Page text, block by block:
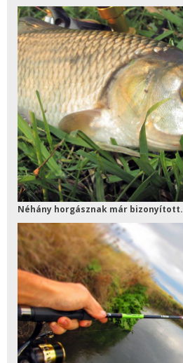
Néhány horgásznak már bizonyított.